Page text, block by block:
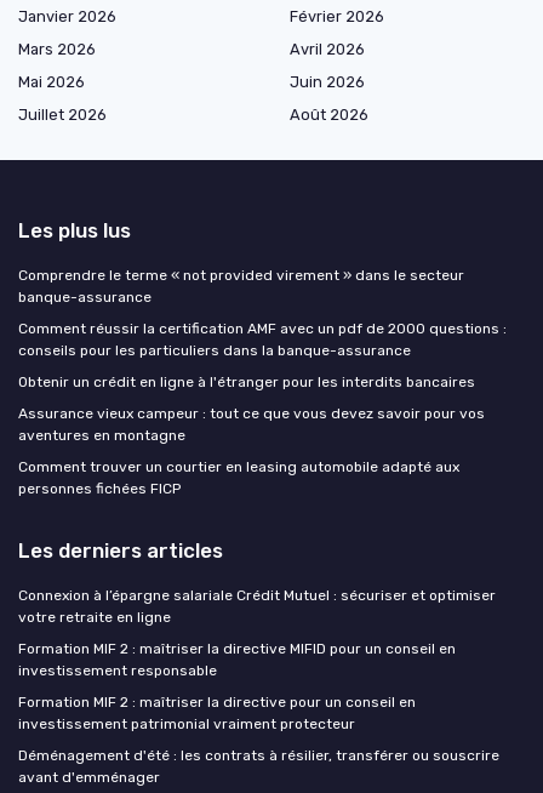
Janvier 2026
Février 2026
Mars 2026
Avril 2026
Mai 2026
Juin 2026
Juillet 2026
Août 2026
Les plus lus
Comprendre le terme « not provided virement » dans le secteur
banque-assurance
Comment réussir la certification AMF avec un pdf de 2000 questions :
conseils pour les particuliers dans la banque-assurance
Obtenir un crédit en ligne à l'étranger pour les interdits bancaires
Assurance vieux campeur : tout ce que vous devez savoir pour vos
aventures en montagne
Comment trouver un courtier en leasing automobile adapté aux
personnes fichées FICP
Les derniers articles
Connexion à l’épargne salariale Crédit Mutuel : sécuriser et optimiser
votre retraite en ligne
Formation MIF 2 : maîtriser la directive MIFID pour un conseil en
investissement responsable
Formation MIF 2 : maîtriser la directive pour un conseil en
investissement patrimonial vraiment protecteur
Déménagement d'été : les contrats à résilier, transférer ou souscrire
avant d'emménager